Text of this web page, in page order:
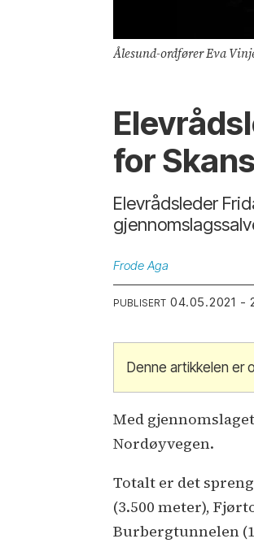
Ålesund-ordfører Eva
for
Elevrådsleder
Frode Aga
PUBLISERT 04.05.2021 -
Denne artikkelen er
Med
Nordøyvegen.
Totalt er det
(3.500 meter),
Burbergtunnelen